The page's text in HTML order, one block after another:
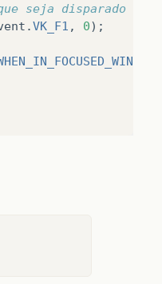
disparado toda
.VK_F1 , 0);